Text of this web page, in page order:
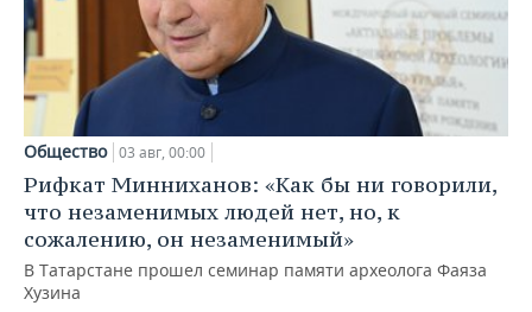
Общество 03 авг, 00:00
Рифкат Минниханов: «Как бы ни говорили,
что незаменимых людей нет, но, к
сожалению, он незаменимый»
В Татарстане прошел семинар памяти археолога Фаяза
Хузина